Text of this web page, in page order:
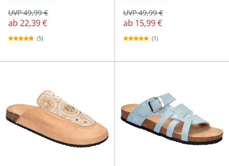
ab 22,39 €
UVP 49,99 €
(5)
ab 15,99 €
UVP 49,99 €
(1)